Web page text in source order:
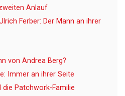
Anlauf
Ferber: Der Mann an ihrer
von Andrea Berg?
Immer an ihrer Seite
die Patchwork-Familie